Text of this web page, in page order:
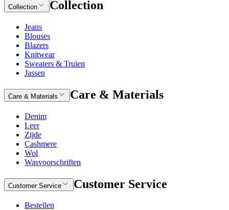
Collection Collection
Jeans
Blouses
Blazers
Knitwear
Sweaters & Truien
Jassen
Care & Materials Care & Materials
Denim
Leer
Zijde
Cashmere
Wol
Wasvoorschriften
Customer Service Customer Service
Bestellen